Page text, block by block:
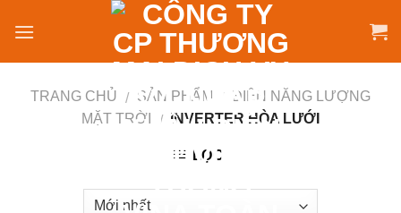
TRANG CHỦ / SẢN PHẨM / ĐIỆN NĂNG LƯỢNG
MẶT TRỜI
/ INVERTER HÒA LƯỚI
LỌC